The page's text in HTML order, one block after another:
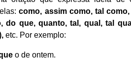
como, assim como, tal
do que, quanto, tal, qual, tal
etc. Por exemplo:
o de ontem.